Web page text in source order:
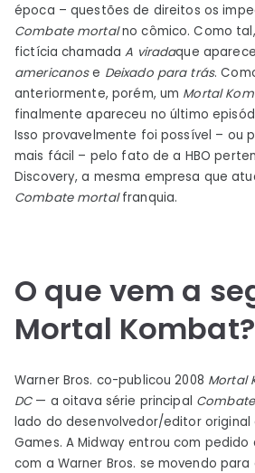
época – questões de direitos os
Combate mortalno cômico. Como
fictícia chamadaA viradaque
americanose Deixado para trás.
anteriormente, porém, um Mortal
finalmente apareceu no último
Isso provavelmente foi possível – ou
mais fácil – pelo fato de a HBO
Discovery, a mesma empresa que
Combate mortalfranquia.
O que vem a
Mortal Kombat?
Warner Bros. co-publicou 2008 Mortal
DC— a oitava série principal
lado do desenvolvedor/editor original
Games. A Midway entrou com pedido
com a Warner Bros. se movendo para